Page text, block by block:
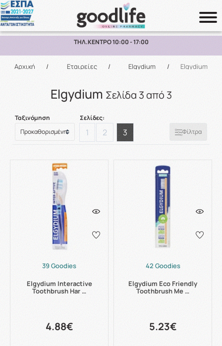
Αναζήτηση
ΠΑΡΑΛΑΒΗ ΑΠΟ ΤΟ ΚΑΤΑΣΤΗΜΑ ΑΝΩ ΤΩΝ 10€
Αρχική / Εταιρείες / Elgydium / Elgydium
Elgydium Σελίδα 3 από 3
Ταξινόμηση Σελίδες:
1 2 3 Φίλτρα
39 Goodies
Elgydium Interactive
Toothbrush Har …
4.88€
42 Goodies
Elgydium Eco Friendly
Toothbrush Me …
5.23€